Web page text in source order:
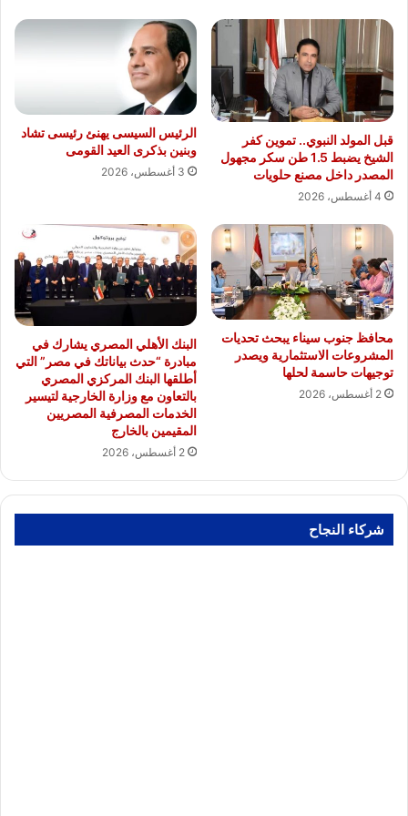
قبل المولد النبوي.. تموين كفر
الشيخ يضبط 1.5 طن سكر مجهول
المصدر داخل مصنع حلويات
4 أغسطس، 2026
الرئيس السيسى يهنئ رئيسى تشاد
وبنين بذكرى العيد القومى
3 أغسطس، 2026
محافظ جنوب سيناء يبحث تحديات
المشروعات الاستثمارية ويصدر
توجيهات حاسمة لحلها
2 أغسطس، 2026
البنك الأهلي المصري يشارك في
مبادرة “حدث بياناتك في مصر” التي
أطلقها البنك المركزي المصري
بالتعاون مع وزارة الخارجية لتيسير
الخدمات المصرفية المصريين
المقيمين بالخارج
2 أغسطس، 2026
شركاء النجاح